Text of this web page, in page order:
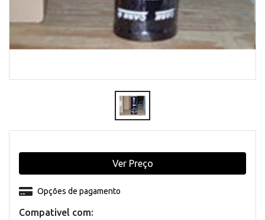
Compativel com:
Opções de pagamento
Ver Preço